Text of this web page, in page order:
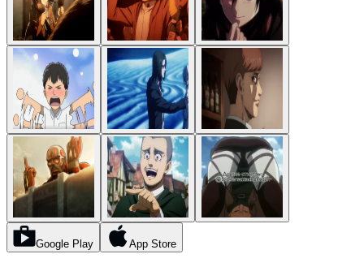
Google Play App Store